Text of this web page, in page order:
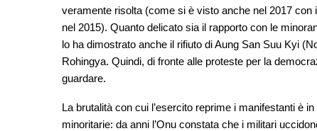
veramente risolta (come si è visto anche nel 2017
nel 2015). Quanto delicato sia il rapporto con le
lo ha dimostrato anche il rifiuto di Aung San Suu Kyi
Rohingya. Quindi, di fronte alle proteste per la
guardare.
La brutalità con cui l’esercito reprime i manifestanti è
minoritarie: da anni l’Onu constata che i militari